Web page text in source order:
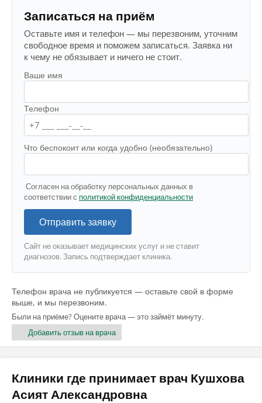
Записаться на приём
Оставьте имя и телефон — мы перезвоним, уточним
свободное время и поможем записаться. Заявка ни
к чему не обязывает и ничего не стоит.
Ваше имя
Телефон
Что беспокоит или когда удобно (необязательно)
Согласен на обработку персональных данных в
соответствии с политикой конфиденциальности
Отправить заявку
Сайт не оказывает медицинских услуг и не ставит
диагнозов. Запись подтверждает клиника.
Телефон врача не публикуется — оставьте свой в форме
выше, и мы перезвоним.
Были на приёме? Оцените врача — это займёт минуту.
Добавить отзыв на врача
Клиники где принимает врач Кушхова
Асият Александровна